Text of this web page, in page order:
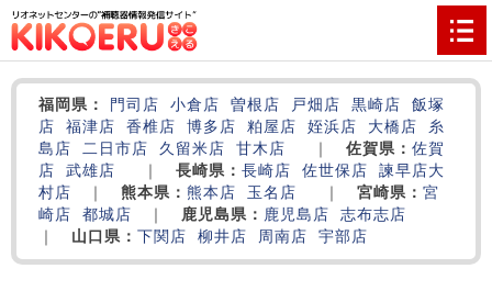
福岡県： 門司店 小倉店 曽根店 戸畑店 黒崎店
飯塚
店
福津店 香椎店 博多店 粕屋店 姪浜店 大橋店
糸
島店
二日市店 久留米店 甘木店 佐賀県： 佐賀
店
武雄店 長崎県： 長崎店 佐世保店 諫早店大
村店
熊本県： 熊本店 玉名店 宮崎県： 宮
崎店
都城店 鹿児島県： 鹿児島店
志布志店
山口県： 下関店 柳井店 周南店 宇部店